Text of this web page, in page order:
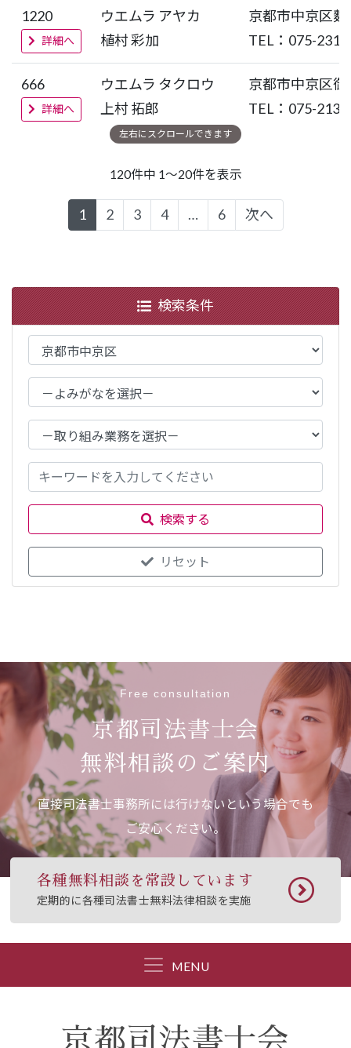
1220
詳細へ
ウエムラ アヤカ
植村 彩加
京都市中京区
TEL：075-231-
666
詳細へ
ウエムラ タクロウ
上村 拓郎
京都市中京区
TEL：075-213-
120件中 1～20件を表示
1 2 3 4 … 6 次へ
検索条件
検索する
リセット
Free consultation
京都司法書士会
無料相談のご案内
直接司法書士事務所には行けないという場合でも
ご安心ください。
各種無料相談を常設しています
定期的に各種司法書士無料法律相談を実施
MENU
京都司法書士会